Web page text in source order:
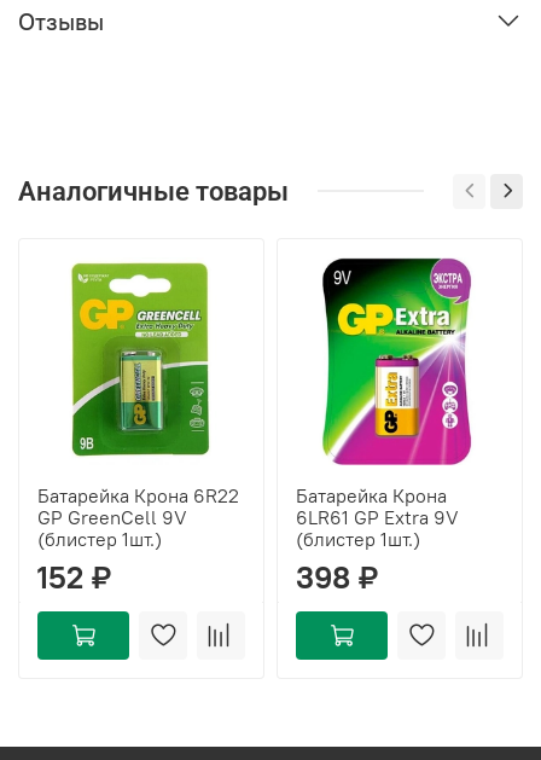
Отзывы
Аналогичные товары
Батарейка Крона 6R22
GP GreenCell 9V
(блистер 1шт.)
152 ₽
Батарейка Крона
6LR61 GP Extra 9V
(блистер 1шт.)
398 ₽